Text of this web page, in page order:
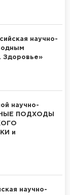
научно-
Здоровье»
научно-
ПОДХОДЫ
и
научно-